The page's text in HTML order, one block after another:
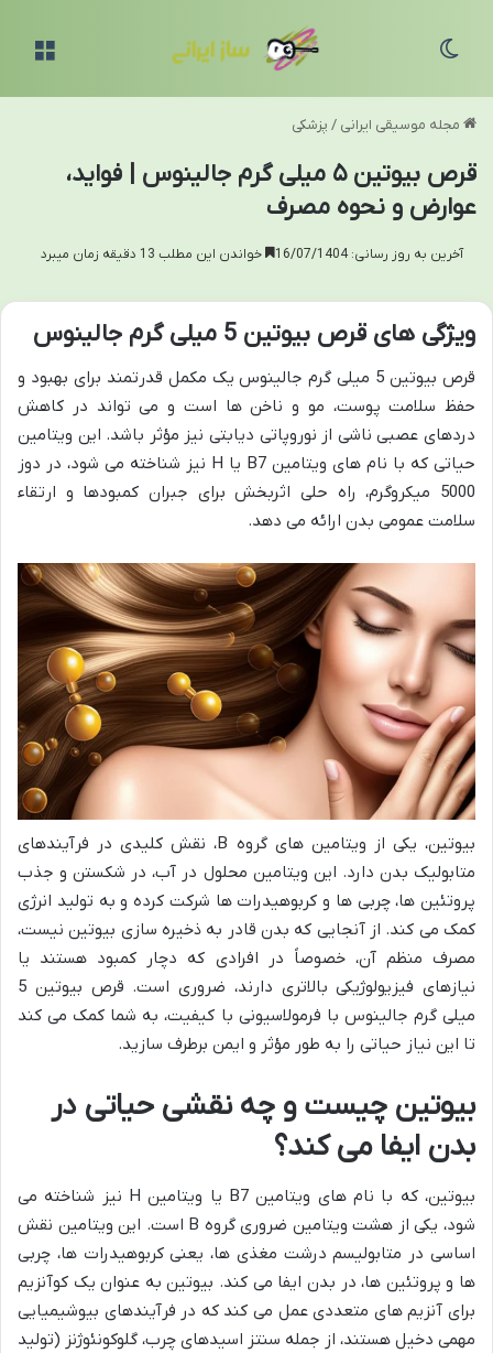
مجله موسیقی ایرانی / پزشکی
قرص بیوتین ۵ میلی گرم جالینوس | فواید،
عوارض و نحوه مصرف
آخرین به روز رسانی: 16/07/1404 خواندن این مطلب 13 دقیقه زمان میبرد
ویژگی های قرص بیوتین 5 میلی گرم جالینوس
قرص بیوتین 5 میلی گرم جالینوس یک مکمل قدرتمند برای بهبود و
حفظ سلامت پوست، مو و ناخن ها است و می تواند در کاهش
دردهای عصبی ناشی از نوروپاتی دیابتی نیز مؤثر باشد. این ویتامین
حیاتی که با نام های ویتامین B7 یا H نیز شناخته می شود، در دوز
5000 میکروگرم، راه حلی اثربخش برای جبران کمبودها و ارتقاء
سلامت عمومی بدن ارائه می دهد.
بیوتین، یکی از ویتامین های گروه B، نقش کلیدی در فرآیندهای
متابولیک بدن دارد. این ویتامین محلول در آب، در شکستن و جذب
پروتئین ها، چربی ها و کربوهیدرات ها شرکت کرده و به تولید انرژی
کمک می کند. از آنجایی که بدن قادر به ذخیره سازی بیوتین نیست،
مصرف منظم آن، خصوصاً در افرادی که دچار کمبود هستند یا
نیازهای فیزیولوژیکی بالاتری دارند، ضروری است. قرص بیوتین 5
میلی گرم جالینوس با فرمولاسیونی با کیفیت، به شما کمک می کند
تا این نیاز حیاتی را به طور مؤثر و ایمن برطرف سازید.
بیوتین چیست و چه نقشی حیاتی در
بدن ایفا می کند؟
بیوتین، که با نام های ویتامین B7 یا ویتامین H نیز شناخته می
شود، یکی از هشت ویتامین ضروری گروه B است. این ویتامین نقش
اساسی در متابولیسم درشت مغذی ها، یعنی کربوهیدرات ها، چربی
ها و پروتئین ها، در بدن ایفا می کند. بیوتین به عنوان یک کوآنزیم
برای آنزیم های متعددی عمل می کند که در فرآیندهای بیوشیمیایی
مهمی دخیل هستند، از جمله سنتز اسیدهای چرب، گلوکونئوژنز (تولید